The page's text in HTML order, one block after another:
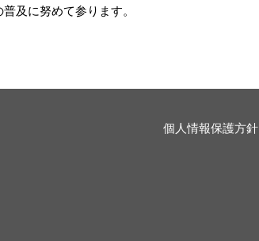
及に努めて参ります。
個人情報保護方針